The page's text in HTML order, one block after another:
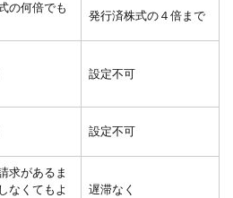
の何倍でも
発行済株式の４倍まで
設定不可
設定不可
求があるま
なくてもよ
遅滞なく